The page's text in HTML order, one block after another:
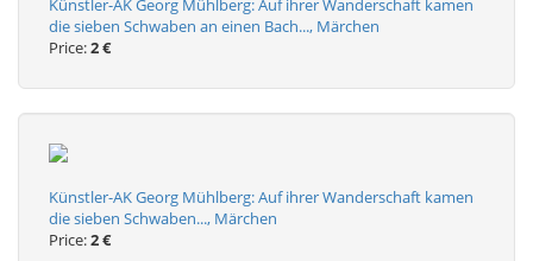
Künstler-AK Georg Mühlberg: Auf ihrer Wanderschaft kamen
die sieben Schwaben an einen Bach..., Märchen
Price:2 €
Künstler-AK Georg Mühlberg: Auf ihrer Wanderschaft kamen
die sieben Schwaben..., Märchen
Price:2 €